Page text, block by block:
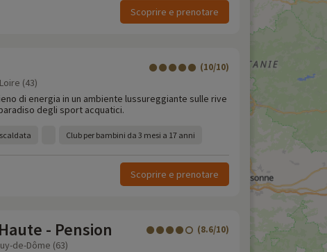
Scoprire e prenotare
(10/10)
(43)
di energia in un ambiente lussureggiante sulle rive
degli sport acquatici.
Club per bambini da 3 mesi a 17 anni
Scoprire e prenotare
- Pension (8.6/10)
de-Dôme (63)